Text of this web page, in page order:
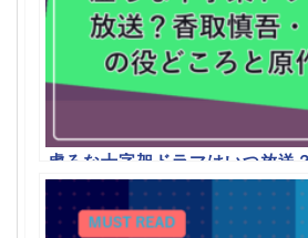
虚ろな十字架ドラマはいつ放送
赤楚衛二の役どころと原作まと